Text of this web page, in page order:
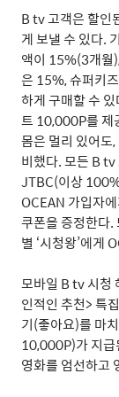
B tv고객은 할인
게 보낼 수 있다.
액이 15%(3개월
은 15%,슈퍼키
하게 구매할 수
트 10,000P를 제
몸은 멀리 있어도,
비했다.모든 B tv
JTBC(이상
OCEAN 가입자
쿠폰을 증정한다.
별 ‘시청왕’에게
모바일 B tv시청
인적인 추천>특
기(좋아요)를 마
10,000P)가 지
영화를 엄선하고